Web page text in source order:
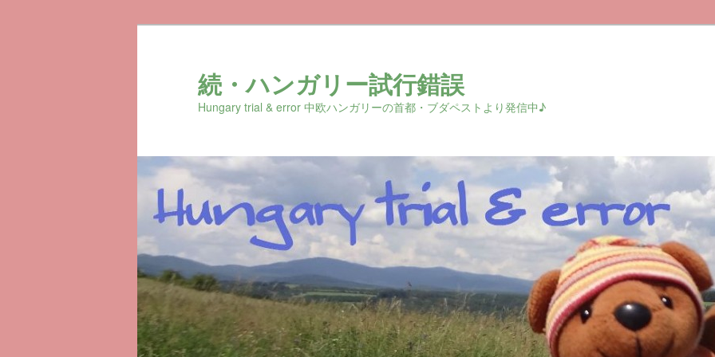
続・ハンガリー試行錯誤
Hungary trial & error 中欧ハンガリーの首都・ブダペストより発信中♪